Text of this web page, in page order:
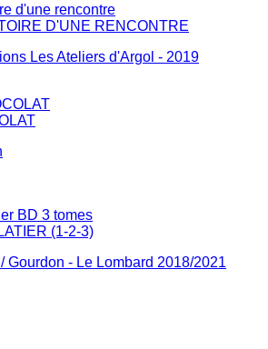
D'UNE RENCONTRE
Les Ateliers d'Argol - 2019
(1-2-3)
Gourdon - Le Lombard 2018/2021